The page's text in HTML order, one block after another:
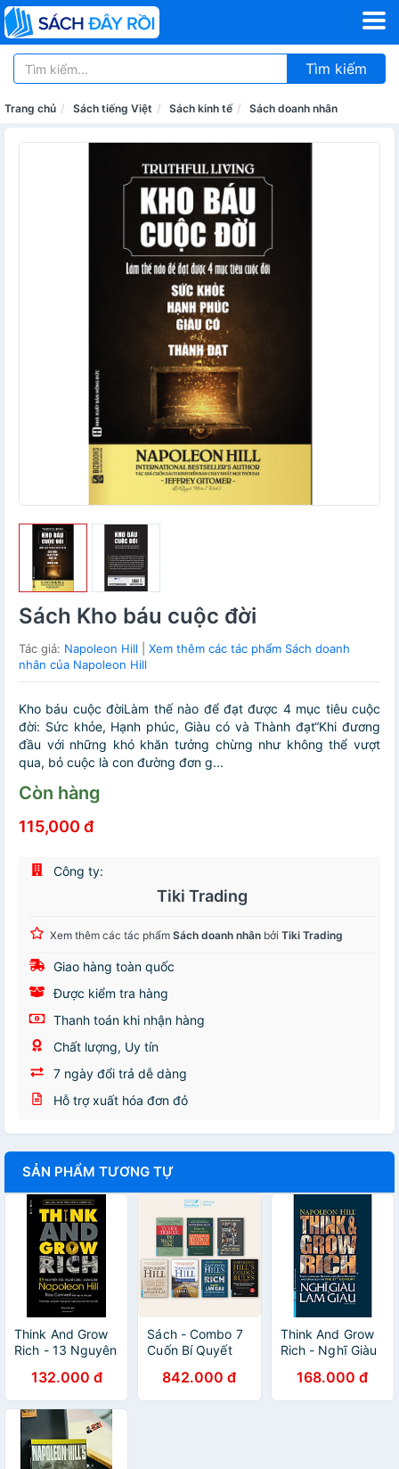
Tìm kiếm
Trang chủ Sách tiếng Việt Sách kinh tế Sách doanh nhân
Sách Kho báu cuộc đời
Tác giả: Napoleon Hill
Xem thêm các tác phẩm Sách doanh
nhân của Napoleon Hill
Kho báu cuộc đờiLàm thế nào để đạt được 4 mục tiêu cuộc
đời: Sức khỏe, Hạnh phúc, Giàu có và Thành đạt“Khi đương
đầu với những khó khăn tưởng chừng như không thể vượt
qua, bỏ cuộc là con đường đơn g...
Còn hàng
115,000 đ
Công ty:
Tiki Trading
Xem thêm các tác phẩm Sách doanh nhân bởi Tiki Trading
Giao hàng toàn quốc
Được kiểm tra hàng
Thanh toán khi nhận hàng
Chất lượng, Uy tín
7 ngày đổi trả dễ dàng
Hỗ trợ xuất hóa đơn đỏ
SẢN PHẨM TƯƠNG TỰ
Think And Grow
Rich - 13 Nguyên
Làm Giàu
132.000 đ
Sách - Combo 7
Cuốn Bí Quyết
Napoleon Hill -
First News
842.000 đ
Think And Grow
Rich - Nghĩ Giàu
Cứng)
168.000 đ